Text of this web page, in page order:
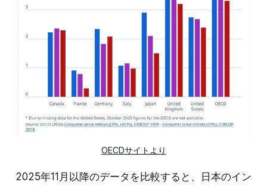
OECDサイトより
2025年11月以降のデータを比較すると、日本のイン